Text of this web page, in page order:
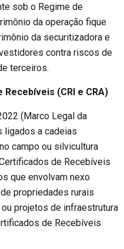
sob o Regime de
da operação fique
da securitizadora e
contra riscos de
terceiros.
(CRI e CRA)
(Marco Legal da
ligados a cadeias
campo ou silvicultura
de Recebíveis
que envolvam nexo
propriedades rurais
projetos de infraestrutura
de Recebíveis